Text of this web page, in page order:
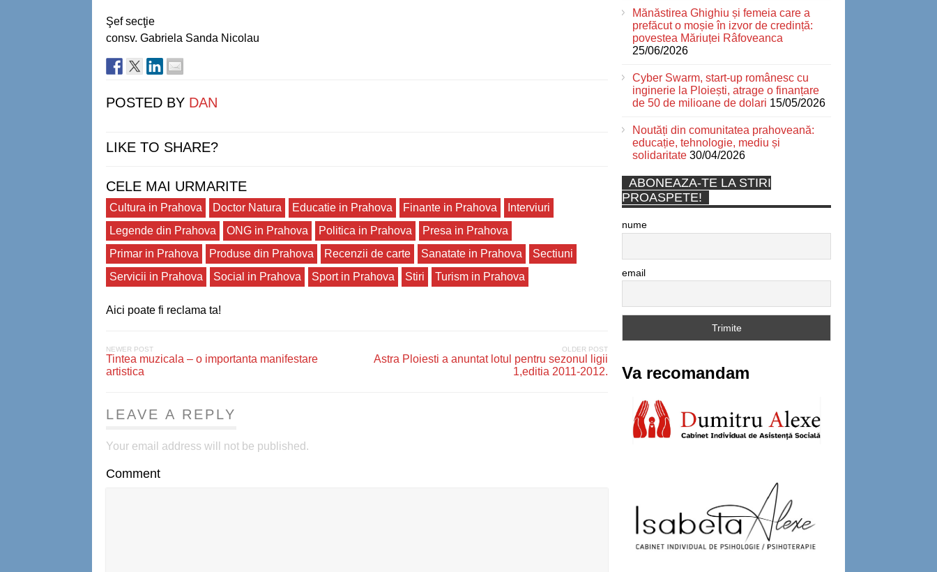
Şef secţie
consv. Gabriela Sanda Nicolau
POSTED BY DAN
LIKE TO SHARE?
CELE MAI URMARITE
Cultura in Prahova Doctor Natura Educatie in Prahova Finante in Prahova
Interviuri
Legende din Prahova
ONG in Prahova Politica in Prahova
Presa in Prahova
Primar in Prahova
Produse din Prahova Recenzii de carte Sanatate in Prahova
Sectiuni
Servicii in Prahova
Social in Prahova Sport in Prahova Stiri Turism in Prahova
Aici poate fi reclama ta!
NEWER POST
Tintea muzicala – o importanta manifestare
artistica
OLDER POST
Astra Ploiesti a anuntat lotul pentru sezonul ligii
1,editia 2011-2012.
LEAVE A REPLY
Your email address will not be published.
Comment
Mănăstirea Ghighiu și femeia care a
prefăcut o moșie în izvor de credință:
povestea Măriuței Râfoveanca
25/06/2026
Cyber Swarm, start-up românesc cu
inginerie la Ploiești, atrage o finanțare
de 50 de milioane de dolari 15/05/2026
Noutăți din comunitatea prahoveană:
educație, tehnologie, mediu și
solidaritate 30/04/2026
ABONEAZA-TE LA STIRI
PROASPETE!
nume
email
Va recomandam